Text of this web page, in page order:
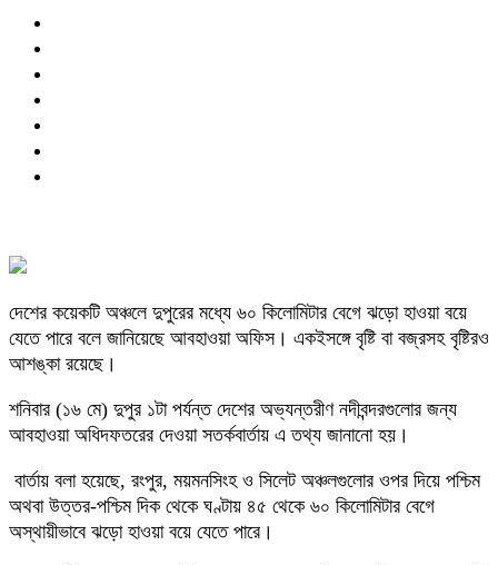
দেশের কয়েকটি অঞ্চলে দুপুরের মধ্যে ৬০ কিলোমিটার বেগে ঝড়ো হাওয়া বয়ে
যেতে পারে বলে জানিয়েছে আবহাওয়া অফিস। একইসঙ্গে বৃষ্টি বা বজ্রসহ বৃষ্টিরও
আশঙ্কা রয়েছে।
শনিবার (১৬ মে) দুপুর ১টা পর্যন্ত দেশের অভ্যন্তরীণ নদীবন্দরগুলোর জন্য
আবহাওয়া অধিদফতরের দেওয়া সতর্কবার্তায় এ তথ্য জানানো হয়।
বার্তায় বলা হয়েছে, রংপুর, ময়মনসিংহ ও সিলেট অঞ্চলগুলোর ওপর দিয়ে পশ্চিম
অথবা উত্তর-পশ্চিম দিক থেকে ঘণ্টায় ৪৫ থেকে ৬০ কিলোমিটার বেগে
অস্থায়ীভাবে ঝড়ো হাওয়া বয়ে যেতে পারে।